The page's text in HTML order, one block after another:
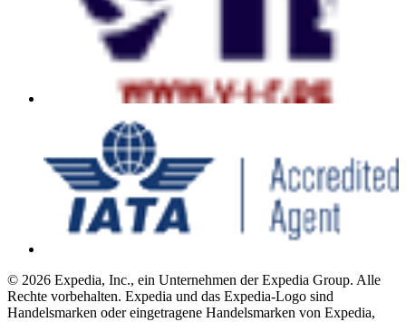
© 2026 Expedia, Inc., ein Unternehmen der Expedia Group. Alle
Rechte vorbehalten. Expedia und das Expedia-Logo sind
Handelsmarken oder eingetragene Handelsmarken von Expedia,